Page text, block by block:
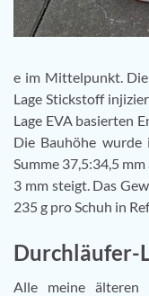
e im Mittelpunkt.
Lage Stickstoff
Lage EVA basierten
Die Bauhöhe
Summe 37,5:34,5
3 mm steigt. Das
235 g pro Schuh in
Durchläufer-
Alle meine älteren